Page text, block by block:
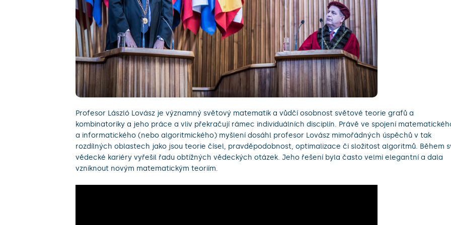
Profesor László Lovász je významný světový matematik a vůdčí osobnost světové teorie grafů a
kombinatoriky a jeho práce a vliv překračují rámec individuálních disciplín. Právě ve spojení
a informatického (nebo algoritmického) myšlení dosáhl profesor Lovász mimořádných úspěchů v tak
rozdílných oblastech jako jsou teorie čísel, pravděpodobnost, optimalizace či složitost algoritmů. Během
vědecké kariéry vyřešil řadu obtížných vědeckých otázek. Jeho řešení byla často velmi elegantní a dala
vzniknout novým matematickým teoriím.